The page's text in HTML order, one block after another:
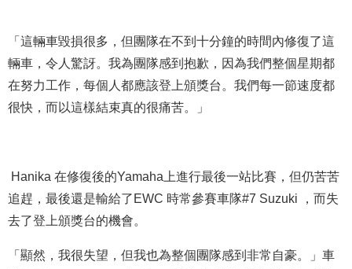
「這輛車毀損很多，但團隊在不到十分鐘的時間內修復了這
輛車，令人驚訝。我為團隊感到抱歉，因為我們整個星期都
在努力工作，每個人都應該登上頒獎台。我們每一節速度都
很快，而以這樣結束真的很痛苦。」
Hanika 在修復後的Yamaha上進行最後一站比賽，但仍苦苦
追趕，最後還是輸給了EWC 時常參賽車隊#7 Suzuki ，而失
去了登上頒獎台的機會。
「顯然，我很失望，但我也為整個團隊感到非常自豪。」車